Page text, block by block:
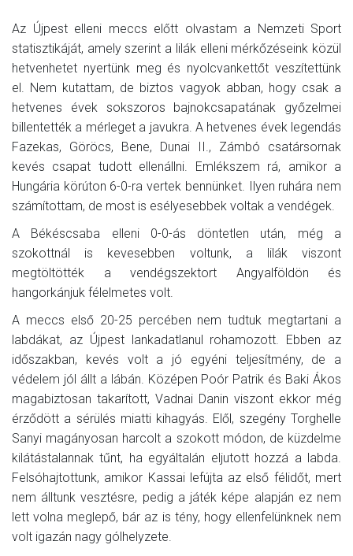
Az Újpest elleni meccs előtt olvastam a Nemzeti Sport
statisztikáját, amely szerint a lilák elleni mérkőzéseink közül
hetvenhetet nyertünk meg és nyolcvankettőt veszítettünk
el. Nem kutattam, de biztos vagyok abban, hogy csak a
hetvenes évek sokszoros bajnokcsapatának győzelmei
billentették a mérleget a javukra. A hetvenes évek legendás
Fazekas, Göröcs, Bene, Dunai II., Zámbó csatársornak
kevés csapat tudott ellenállni. Emlékszem rá, amikor a
Hungária körúton 6-0-ra vertek bennünket. Ilyen ruhára nem
számítottam, de most is esélyesebbek voltak a vendégek.
A Békéscsaba elleni 0-0-ás döntetlen után, még a
szokottnál is kevesebben voltunk, a lilák viszont
megtöltötték a vendégszektort Angyalföldön és
hangorkánjuk félelmetes volt.
A meccs első 20-25 percében nem tudtuk megtartani a
labdákat, az Újpest lankadatlanul rohamozott. Ebben az
időszakban, kevés volt a jó egyéni teljesítmény, de a
védelem jól állt a lábán. Középen Poór Patrik és Baki Ákos
magabiztosan takarított, Vadnai Danin viszont ekkor még
érződött a sérülés miatti kihagyás. Elől, szegény Torghelle
Sanyi magányosan harcolt a szokott módon, de küzdelme
kilátástalannak tűnt, ha egyáltalán eljutott hozzá a labda.
Felsóhajtottunk, amikor Kassai lefújta az első félidőt, mert
nem álltunk vesztésre, pedig a játék képe alapján ez nem
lett volna meglepő, bár az is tény, hogy ellenfelünknek nem
volt igazán nagy gólhelyzete.